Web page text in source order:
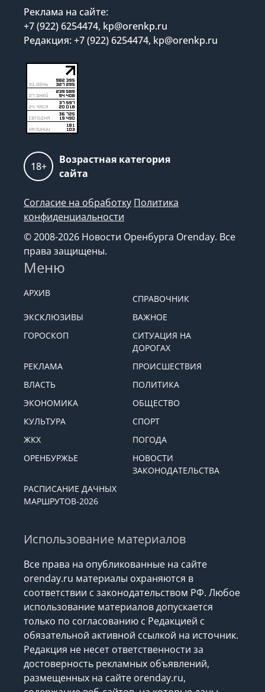
Реклама на сайте:
+7 (922) 6254474, kp@orenkp.ru
Редакция: +7 (922) 6254474, kp@orenkp.ru
18+
Возрастная категория
сайта
Согласие на обработку Политика
конфиденциальности
© 2008-2026 Новости Оренбурга Orenday. Все
права защищены.
Меню
АРХИВ
СПРАВОЧНИК
ЭКСКЛЮЗИВЫ
ВАЖНОЕ
ГОРОСКОП
СИТУАЦИЯ НА
ДОРОГАХ
РЕКЛАМА
ПРОИСШЕСТВИЯ
ВЛАСТЬ
ПОЛИТИКА
ЭКОНОМИКА
ОБЩЕСТВО
КУЛЬТУРА
СПОРТ
ЖКХ
ПОГОДА
ОРЕНБУРЖЬЕ
НОВОСТИ
ЗАКОНОДАТЕЛЬСТВА
РАСПИСАНИЕ ДАЧНЫХ
МАРШРУТОВ-2026
Использование материалов
Все права на опубликованные на сайте
orenday.ru материалы охраняются в
соответствии с законодательством РФ. Любое
использование материалов допускается
только по согласованию с Редакцией с
обязательной активной ссылкой на источник.
Редакция не несет ответственности за
достоверность рекламных объявлений,
размещенных на сайте orenday.ru,